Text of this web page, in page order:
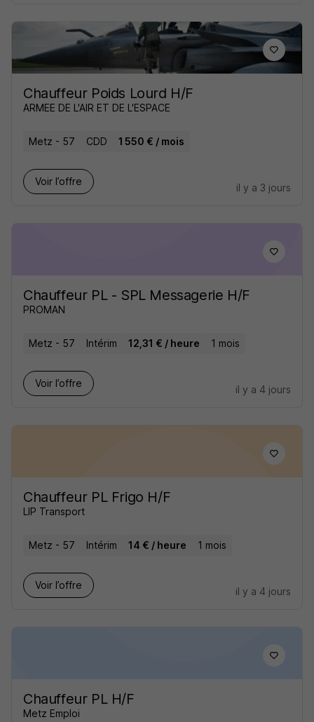
Chauffeur Poids Lourd H/F
ARMEE DE L'AIR ET DE L'ESPACE
Metz - 57 CDD 1 550 € / mois
Voir l’offre
il y a 3 jours
Chauffeur PL - SPL Messagerie H/F
PROMAN
Metz - 57 Intérim 12,31 € / heure 1 mois
Voir l’offre
il y a 4 jours
Chauffeur PL Frigo H/F
LIP Transport
Metz - 57 Intérim 14 € / heure 1 mois
Voir l’offre
il y a 4 jours
Chauffeur PL H/F
Metz Emploi